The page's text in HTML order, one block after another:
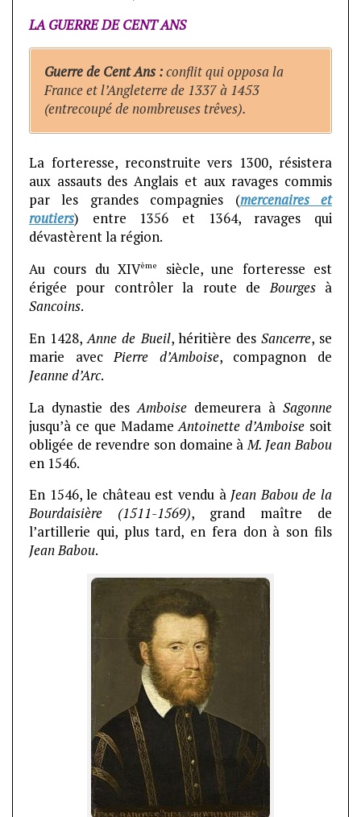
LA GUERRE DE CENT ANS
Guerre de Cent Ans :conflit qui opposa la
France et l’Angleterre de 1337 à 1453
(entrecoupé de nombreuses trêves).
La forteresse, reconstruite vers 1300, résistera
aux assauts des Anglais et aux ravages commis
par les grandes compagnies (mercenaires et
routiers) entre 1356 et 1364, ravages qui
dévastèrent la région.
Au cours du XIVème
siècle, une forteresse est
érigée pour contrôler la route deBourgesà
Sancoins.
En 1428,Anne de Bueil, héritière des Sancerre, se
marie avecPierre d’Amboise, compagnon de
Jeanne d’Arc.
La dynastie desAmboise demeurera à Sagonne
jusqu’à ce que MadameAntoinette d’Amboise soit
obligée de revendre son domaine àM. Jean Babou
en 1546.
En 1546, le château est vendu à Jean Babou de la
Bourdaisière (1511-1569), grand maître de
l’artillerie qui, plus tard, en fera don à son fils
Jean Babou.